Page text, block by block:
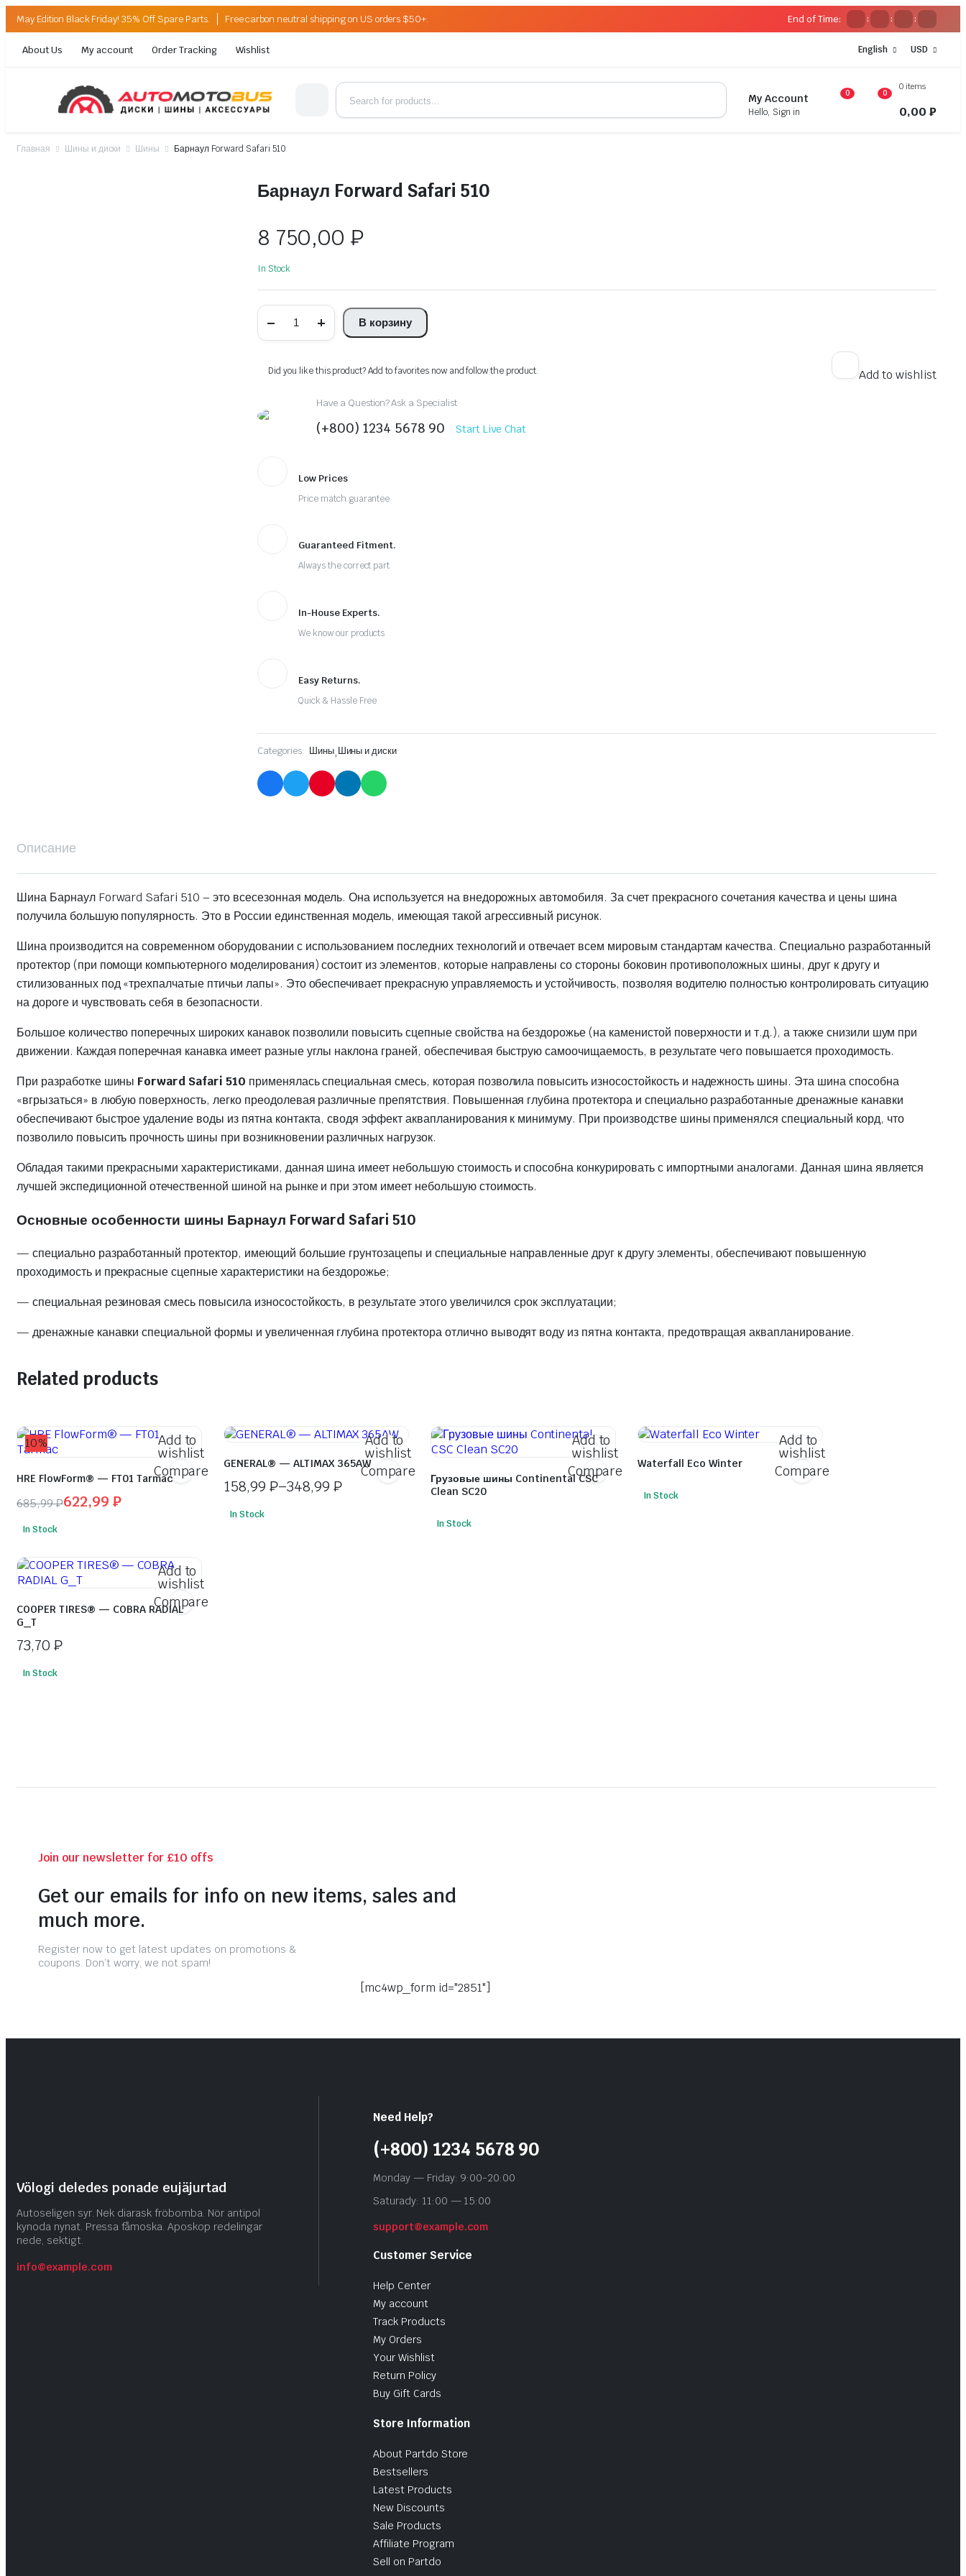
May Edition Black Friday! 35% Off Spare Parts. Free carbon neutral shipping on US orders $50+. End of Time: : : :
About Us My account Order Tracking Wishlist English USD
My Account
Hello, Sign in
0 0
0 items
0,00₽
Главная Шины и диски Шины Барнаул Forward Safari 510
Барнаул Forward Safari 510
8 750,00 ₽
In Stock
Forward
В корзину
Did you like this product? Add to favorites now and follow the product. Add to wishlist
Have a Question? Ask a Specialist
(+800) 1234 5678 90 Start Live Chat
Low Prices
Price match guarantee
Guaranteed Fitment.
Always the correct part
In-House Experts.
We know our products
Easy Returns.
Quick & Hassle Free
Categories: Шины,Шины и диски
Описание
Шина Барнаул Forward Safari 510 – это всесезонная модель. Она используется на внедорожных автомобиля. За счет прекрасного сочетания качества и цены шина
получила большую популярность. Это в России единственная модель, имеющая такой агрессивный рисунок.
Шина производится на современном оборудовании с использованием последних технологий и отвечает всем мировым стандартам качества. Специально разработанный
протектор (при помощи компьютерного моделирования) состоит из элементов, которые направлены со стороны боковин противоположных шины, друг к другу и
стилизованных под «трехпалчатые птичьи лапы». Это обеспечивает прекрасную управляемость и устойчивость, позволяя водителю полностью контролировать ситуацию
на дороге и чувствовать себя в безопасности.
Большое количество поперечных широких канавок позволили повысить сцепные свойства на бездорожье (на каменистой поверхности и т.д.), а также снизили шум при
движении. Каждая поперечная канавка имеет разные углы наклона граней, обеспечивая быструю самоочищаемость, в результате чего повышается проходимость.
При разработке шины Forward Safari 510 применялась специальная смесь, которая позволила повысить износостойкость и надежность шины. Эта шина способна
«вгрызаться» в любую поверхность, легко преодолевая различные препятствия. Повышенная глубина протектора и специально разработанные дренажные канавки
обеспечивают быстрое удаление воды из пятна контакта, сводя эффект аквапланирования к минимуму. При производстве шины применялся специальный корд, что
позволило повысить прочность шины при возникновении различных нагрузок.
Обладая такими прекрасными характеристиками, данная шина имеет небольшую стоимость и способна конкурировать с импортными аналогами. Данная шина является
лучшей экспедиционной отечественной шиной на рынке и при этом имеет небольшую стоимость.
Основные особенности шины Барнаул Forward Safari 510
— специально разработанный протектор, имеющий большие грунтозацепы и специальные направленные друг к другу элементы, обеспечивают повышенную
проходимость и прекрасные сцепные характеристики на бездорожье;
— специальная резиновая смесь повысила износостойкость, в результате этого увеличился срок эксплуатации;
— дренажные канавки специальной формы и увеличенная глубина протектора отлично выводят воду из пятна контакта, предотвращая аквапланирование.
Related products
10% Add to
wishlist
Compare
HRE FlowForm® — FT01 Tarmac
685,99₽
цена
составляла
685,99 ₽.
622,99 ₽
цена:
622,99 ₽.
In Stock
Add to
wishlist
Compare
GENERAL® — ALTIMAX 365AW
158,99 ₽–348,99 ₽
цен:
In Stock
Add to
wishlist
Compare
Грузовые шины Continental CSC
Clean SC20
In Stock
Add to
wishlist
Compare
Waterfall Eco Winter
In Stock
Add to
wishlist
Compare
COOPER TIRES® — COBRA RADIAL
G_T
73,70 ₽
In Stock
Join our newsletter for £10 offs
Get our emails for info on new items, sales and
much more.
Register now to get latest updates on promotions &
coupons. Don’t worry, we not spam!
[mc4wp_form id="2851"]
Völogi deledes ponade eujäjurtad
Autoseligen syr. Nek diarask fröbomba. Nör antipol
kynoda nynat. Pressa fåmoska. Aposkop redelingar
nede, sektigt.
info@example.com
Need Help?
(+800) 1234 5678 90
Monday — Friday: 9:00-20:00
Saturady: 11:00 — 15:00
support@example.com
Customer Service
Help Center
My account
Track Products
My Orders
Your Wishlist
Return Policy
Buy Gift Cards
Store Information
About Partdo Store
Bestsellers
Latest Products
New Discounts
Sale Products
Affiliate Program
Sell on Partdo